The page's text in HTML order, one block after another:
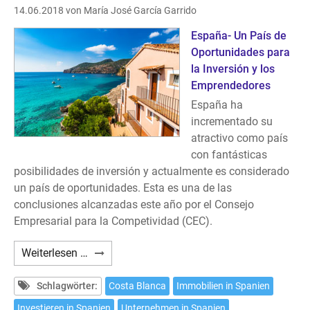
14.06.2018 von María José García Garrido
España- Un País de
Oportunidades para
la Inversión y los
Emprendedores
España ha
incrementado su
atractivo como país
con fantásticas
posibilidades de inversión y actualmente es considerado
un país de oportunidades. Esta es una de las
conclusiones alcanzadas este año por el Consejo
Empresarial para la Competividad (CEC).
Weiterlesen … Inversiones
en
la
Costa
Schlagwörter: Costa Blanca
Immobilien in Spanien